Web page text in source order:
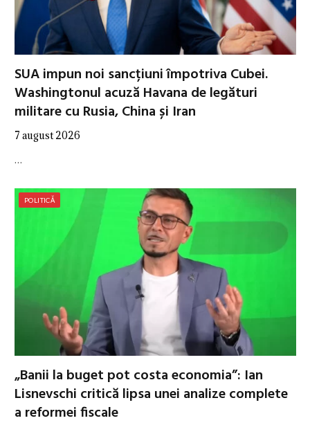
SUA impun noi sancțiuni împotriva Cubei.
Washingtonul acuză Havana de legături
militare cu Rusia, China și Iran
7 august 2026
…
POLITICĂ
„Banii la buget pot costa economia”: Ian
Lisnevschi critică lipsa unei analize complete
a reformei fiscale